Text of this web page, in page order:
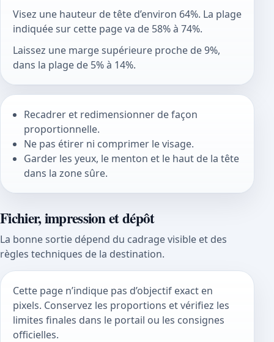
Visez une hauteur de tête d’environ 64%. La plage
indiquée sur cette page va de 58% à 74%.
Laissez une marge supérieure proche de 9%,
dans la plage de 5% à 14%.
Recadrer et redimensionner de façon
proportionnelle.
Ne pas étirer ni comprimer le visage.
Garder les yeux, le menton et le haut de la tête
dans la zone sûre.
Fichier, impression et dépôt
La bonne sortie dépend du cadrage visible et des
règles techniques de la destination.
Cette page n’indique pas d’objectif exact en
pixels. Conservez les proportions et vérifiez les
limites finales dans le portail ou les consignes
officielles.